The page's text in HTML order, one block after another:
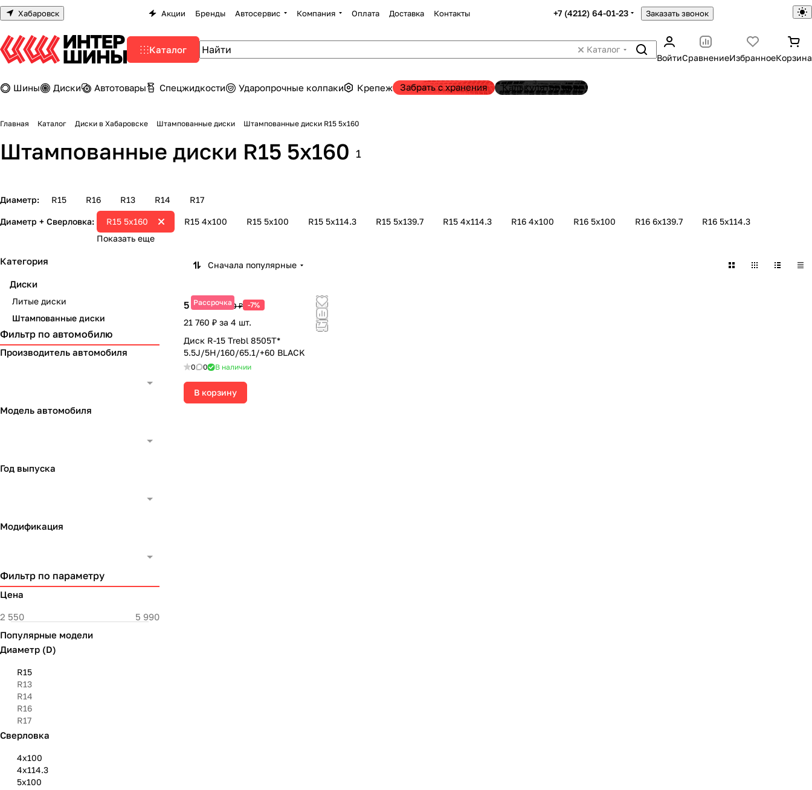
Хабаровск Акции Бренды Автосервис Компания Оплата Доставка Контакты +7 (4212) 64-01-23 Заказать звонок
Каталог
Каталог
ВойтиСравнениеИзбранноеКорзина
Шины Диски Автотовары Спецжидкости Ударопрочные колпаки Крепеж Забрать с хранения Калькулятор шин
Главная Каталог Диски в Хабаровске Штампованные диски Штампованные диски R15 5х160
Штампованные диски R15 5х160 1
Диаметр: R15 R16 R13 R14 R17
Диаметр + Сверловка: R15 4х100 R15 5х100 R15 5х114.3 R15 5х139.7 R15 4х114.3
R15 5х160 R16 4х100 R16 5х100 R16 6х139.7
R16 5х114.3
Показать еще
Сначала популярные
Рассрочка
5 440 ₽5 850 ₽ -7%
21 760 ₽ за 4 шт.
Диск R-15 Trebl 8505T*
5.5J/5H/160/65.1/+60 BLACK
0 0 В наличии
В корзину
Категория
Диски
Литые диски
Штампованные диски
Фильтр по автомобилю
Производитель автомобиля
Модель автомобиля
Год выпуска
Модификация
Фильтр по параметру
Цена
Популярные модели
Диаметр (D)
R15
R13
R14
R16
R17
Сверловка
4х100
4х114.3
5х100